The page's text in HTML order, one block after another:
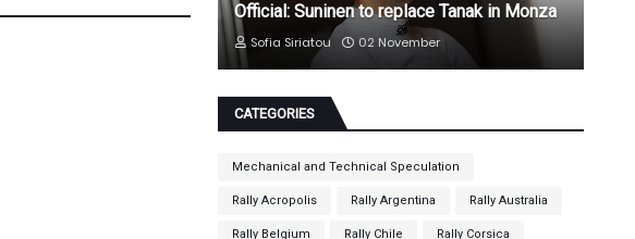
Official: Suninen to replace Tanak in Monza
Sofia Siriatou 02 November
CATEGORIES
Mechanical and Technical Speculation
Rally Acropolis Rally Argentina Rally Australia
Rally Belgium Rally Chile Rally Corsica